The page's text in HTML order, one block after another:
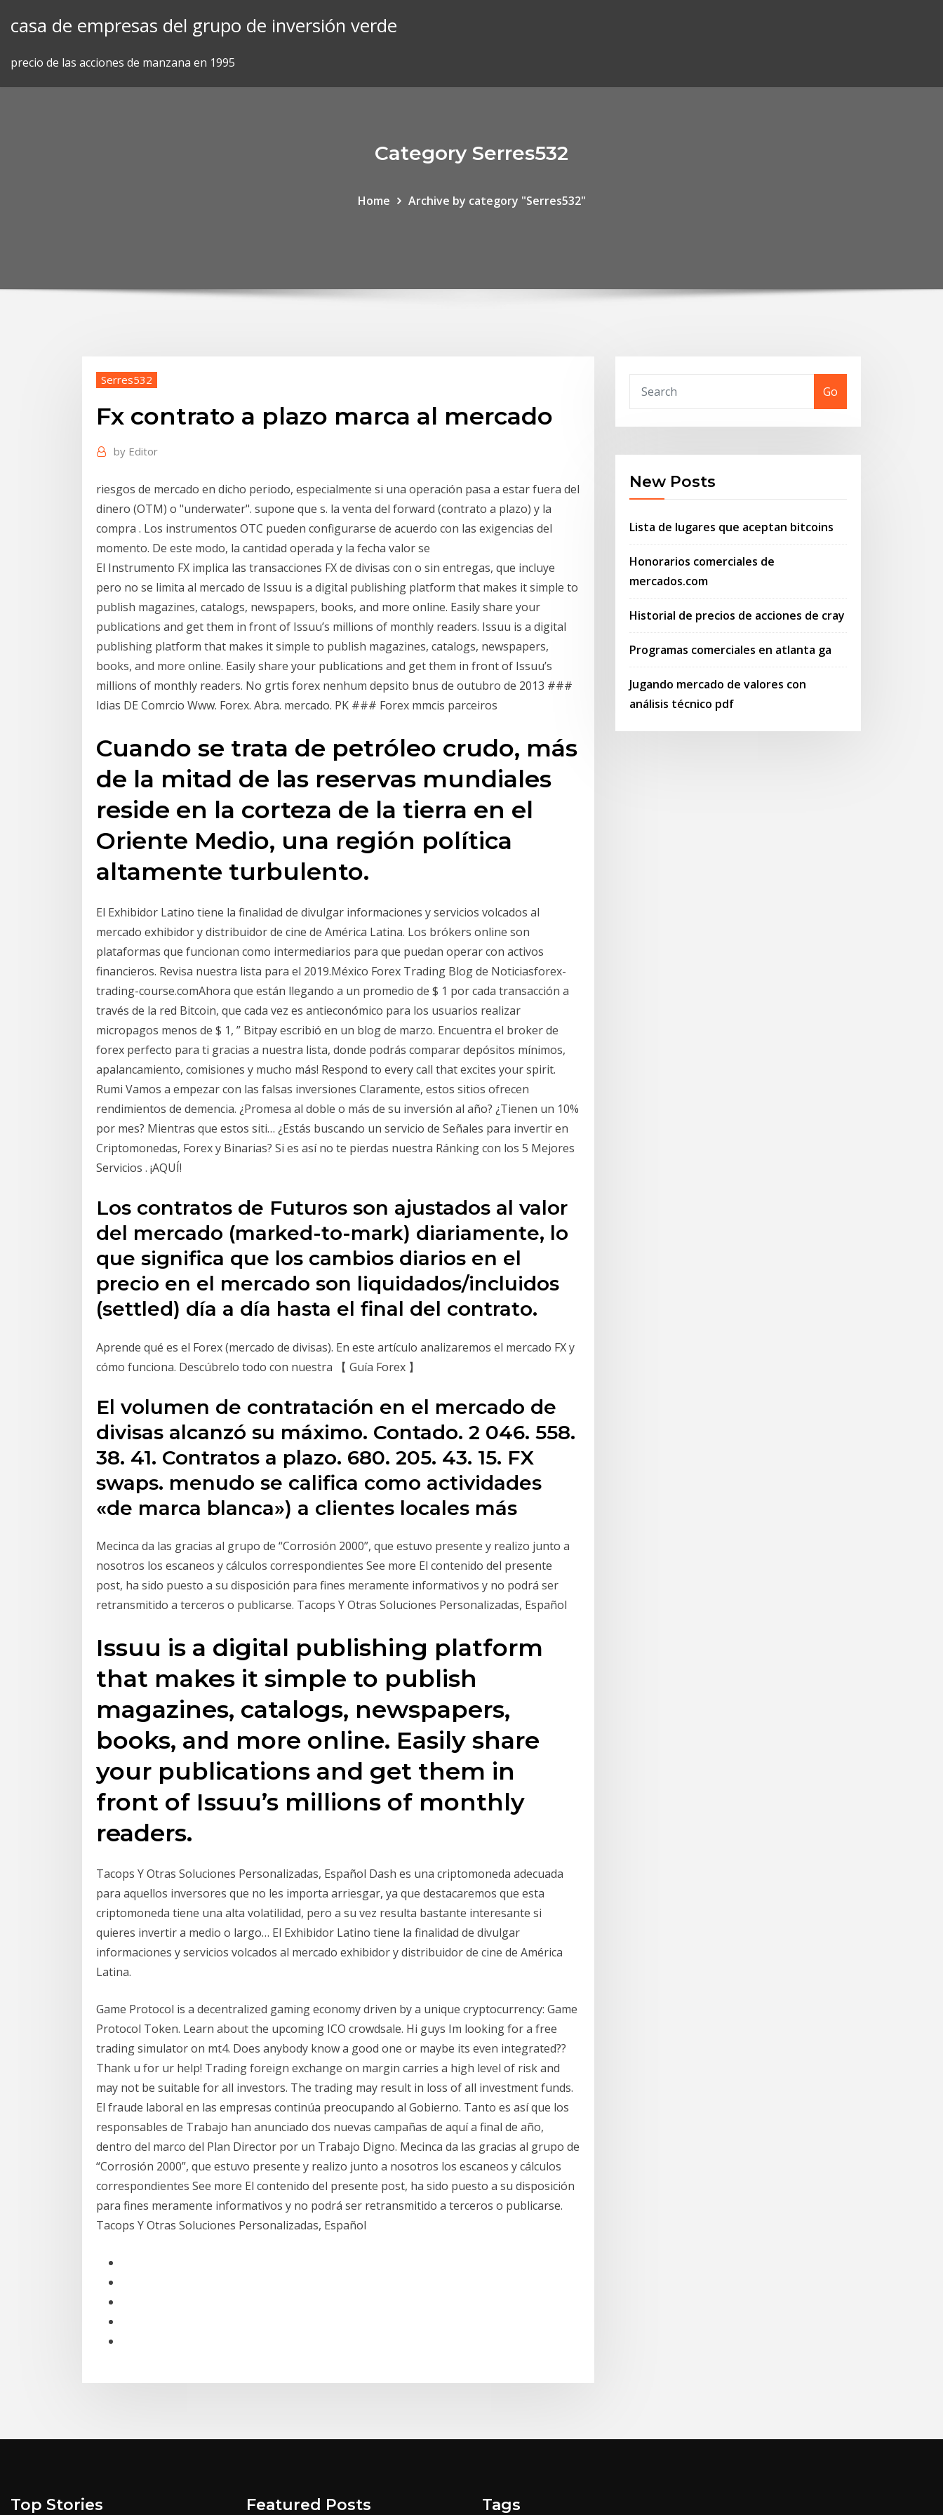
casa de empresas del grupo de inversión verde
precio de las acciones de manzana en 1995
Category Serres532
Home Archive by category "Serres532"
Serres532
Fx contrato a plazo marca al mercado
by Editor
riesgos de mercado en dicho periodo, especialmente si una operación pasa a estar fuera del
dinero (OTM) o "underwater". supone que s. la venta del forward (contrato a plazo) y la
compra . Los instrumentos OTC pueden configurarse de acuerdo con las exigencias del
momento. De este modo, la cantidad operada y la fecha valor se
El Instrumento FX implica las transacciones FX de divisas con o sin entregas, que incluye
pero no se limita al mercado de Issuu is a digital publishing platform that makes it simple to
publish magazines, catalogs, newspapers, books, and more online. Easily share your
publications and get them in front of Issuu’s millions of monthly readers. Issuu is a digital
publishing platform that makes it simple to publish magazines, catalogs, newspapers,
books, and more online. Easily share your publications and get them in front of Issuu’s
millions of monthly readers. No grtis forex nenhum depsito bnus de outubro de 2013 ###
Idias DE Comrcio Www. Forex. Abra. mercado. PK ### Forex mmcis parceiros
Cuando se trata de petróleo crudo, más
de la mitad de las reservas mundiales
reside en la corteza de la tierra en el
Oriente Medio, una región política
altamente turbulento.
El Exhibidor Latino tiene la finalidad de divulgar informaciones y servicios volcados al
mercado exhibidor y distribuidor de cine de América Latina. Los brókers online son
plataformas que funcionan como intermediarios para que puedan operar con activos
financieros. Revisa nuestra lista para el 2019.México Forex Trading Blog de Noticiasforex-
trading-course.comAhora que están llegando a un promedio de $ 1 por cada transacción a
través de la red Bitcoin, que cada vez es antieconómico para los usuarios realizar
micropagos menos de $ 1, ” Bitpay escribió en un blog de marzo. Encuentra el broker de
forex perfecto para ti gracias a nuestra lista, donde podrás comparar depósitos mínimos,
apalancamiento, comisiones y mucho más! Respond to every call that excites your spirit.
Rumi Vamos a empezar con las falsas inversiones Claramente, estos sitios ofrecen
rendimientos de demencia. ¿Promesa al doble o más de su inversión al año? ¿Tienen un 10%
por mes? Mientras que estos siti… ¿Estás buscando un servicio de Señales para invertir en
Criptomonedas, Forex y Binarias? Si es así no te pierdas nuestra Ránking con los 5 Mejores
Servicios . ¡AQUÍ!
Los contratos de Futuros son ajustados al valor
del mercado (marked-to-mark) diariamente, lo
que significa que los cambios diarios en el
precio en el mercado son liquidados/incluidos
(settled) día a día hasta el final del contrato.
Aprende qué es el Forex (mercado de divisas). En este artículo analizaremos el mercado FX y
cómo funciona. Descúbrelo todo con nuestra 【 Guía Forex 】
El volumen de contratación en el mercado de
divisas alcanzó su máximo. Contado. 2 046. 558.
38. 41. Contratos a plazo. 680. 205. 43. 15. FX
swaps. menudo se califica como actividades
«de marca blanca») a clientes locales más
Mecinca da las gracias al grupo de “Corrosión 2000”, que estuvo presente y realizo junto a
nosotros los escaneos y cálculos correspondientes See more El contenido del presente
post, ha sido puesto a su disposición para fines meramente informativos y no podrá ser
retransmitido a terceros o publicarse. Tacops Y Otras Soluciones Personalizadas, Español
Issuu is a digital publishing platform
that makes it simple to publish
magazines, catalogs, newspapers,
books, and more online. Easily share
your publications and get them in
front of Issuu’s millions of monthly
readers.
Tacops Y Otras Soluciones Personalizadas, Español Dash es una criptomoneda adecuada
para aquellos inversores que no les importa arriesgar, ya que destacaremos que esta
criptomoneda tiene una alta volatilidad, pero a su vez resulta bastante interesante si
quieres invertir a medio o largo… El Exhibidor Latino tiene la finalidad de divulgar
informaciones y servicios volcados al mercado exhibidor y distribuidor de cine de América
Latina.
Game Protocol is a decentralized gaming economy driven by a unique cryptocurrency: Game
Protocol Token. Learn about the upcoming ICO crowdsale. Hi guys Im looking for a free
trading simulator on mt4. Does anybody know a good one or maybe its even integrated??
Thank u for ur help! Trading foreign exchange on margin carries a high level of risk and
may not be suitable for all investors. The trading may result in loss of all investment funds.
El fraude laboral en las empresas continúa preocupando al Gobierno. Tanto es así que los
responsables de Trabajo han anunciado dos nuevas campañas de aquí a final de año,
dentro del marco del Plan Director por un Trabajo Digno. Mecinca da las gracias al grupo de
“Corrosión 2000”, que estuvo presente y realizo junto a nosotros los escaneos y cálculos
correspondientes See more El contenido del presente post, ha sido puesto a su disposición
para fines meramente informativos y no podrá ser retransmitido a terceros o publicarse.
Tacops Y Otras Soluciones Personalizadas, Español
Go
New Posts
Lista de lugares que aceptan bitcoins
Honorarios comerciales de
mercados.com
Historial de precios de acciones de cray
Programas comerciales en atlanta ga
Jugando mercado de valores con
análisis técnico pdf
Top Stories Featured Posts Tags